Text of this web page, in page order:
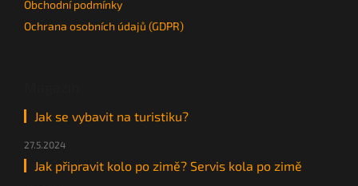
Obchodní podmínky
Ochrana osobních údajů (GDPR)
Jak se vybavit na turistiku?
27.5.2024
Jak připravit kolo po zimě? Servis kola po zimě